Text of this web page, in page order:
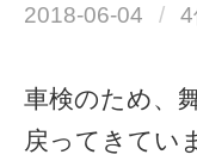
2018-06-04 / 4
車検のため、
戻ってきてい